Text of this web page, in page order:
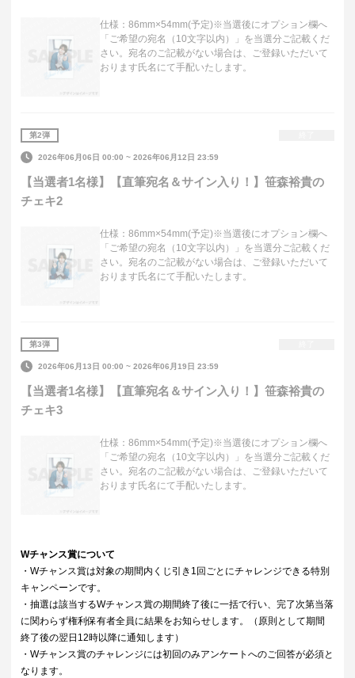
仕様：86mm×54mm(予定)※当選後にオプション欄へ
「ご希望の宛名（10文字以内）」を当選分ご記載くだ
さい。宛名のご記載がない場合は、ご登録いただいて
おります氏名にて手配いたします。
第2弾
2026年06月06日 00:00 ~2026年06月12日 23:59
【当選者1名様】【直筆宛名＆サイン入り！】笹森裕貴の
チェキ2
仕様：86mm×54mm(予定)※当選後にオプション欄へ
「ご希望の宛名（10文字以内）」を当選分ご記載くだ
さい。宛名のご記載がない場合は、ご登録いただいて
おります氏名にて手配いたします。
第3弾
2026年06月13日 00:00 ~2026年06月19日 23:59
【当選者1名様】【直筆宛名＆サイン入り！】笹森裕貴の
チェキ3
仕様：86mm×54mm(予定)※当選後にオプション欄へ
「ご希望の宛名（10文字以内）」を当選分ご記載くだ
さい。宛名のご記載がない場合は、ご登録いただいて
おります氏名にて手配いたします。
Wチャンス賞について
・Wチャンス賞は対象の期間内くじ引き1回ごとにチャレンジできる特別
キャンペーンです。
・抽選は該当するWチャンス賞の期間終了後に一括で行い、完了次第当落
に関わらず権利保有者全員に結果をお知らせします。（原則として期間
終了後の翌日12時以降に通知します）
・Wチャンス賞のチャレンジには初回のみアンケートへのご回答が必須と
なります。